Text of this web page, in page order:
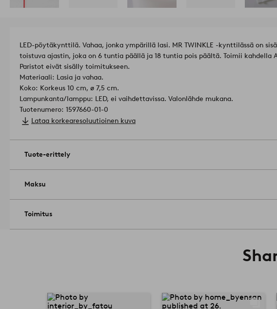
LED-pöytäkynttilä. Vahaa, jonka ympärillä lasi. MR TWINKLE -kynttilässä on
toistuva ajastin, joka on 6 tuntia päällä ja 18 tuntia pois päältä. Toimii kahdella
Paristot eivät sisälly toimitukseen.
Materiaali: Lasia ja vahaa.
Koko: Korkeus 10 cm, ø 7,5 cm.
Lampunkanta/lamppu: LED, ei vaihdettavissa. Valonlähde mukana.
Tuotenumero: 1597660-01-0
Lataa korkearesoluutioinen kuva
Tuote-erittely
Maksu
Toimitus